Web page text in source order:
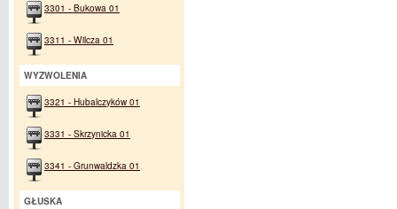
3301 - Bukowa 01
3311 - Wilcza 01
WYZWOLENIA
3321 - Hubalczyków 01
3331 - Skrzynicka 01
3341 - Grunwaldzka 01
GŁUSKA